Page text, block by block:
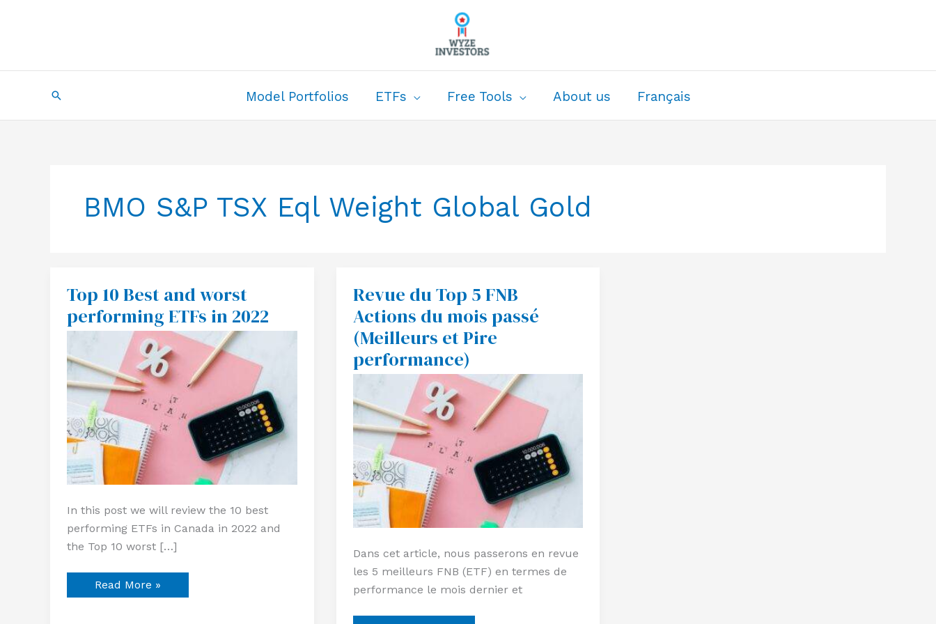
Search Model Portfolios ETFs Free Tools About us Français
BMO S&P TSX Eql Weight Global Gold
Top 10 Best and worst
performing ETFs in 2022
In this post we will review the 10 best
performing ETFs in Canada in 2022 and
the Top 10 worst […]
Top
10
Best
and
worst
performing
in
2022
Read More »
Revue du Top 5 FNB
Actions du mois passé
(Meilleurs et Pire
performance)
Dans cet article, nous passerons en revue
les 5 meilleurs FNB (ETF) en termes de
performance le mois dernier et
Revue
du
Top
5
FNB
Actions
du
mois
passé
(Meilleurs
Pire
performance)